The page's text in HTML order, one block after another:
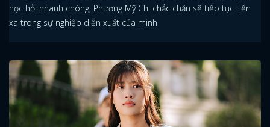
học hỏi nhanh chóng, Phương Mỹ Chi chắc chắn sẽ tiếp tục tiến
xa trong sự nghiệp diễn xuất của mình